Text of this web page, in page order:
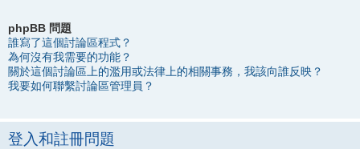
phpBB 問題
誰寫了這個討論區程式？
為何沒有我需要的功能？
關於這個討論區上的濫用或法律上的相關事務，我該向誰反映？
我要如何聯繫討論區管理員？
登入和註冊問題